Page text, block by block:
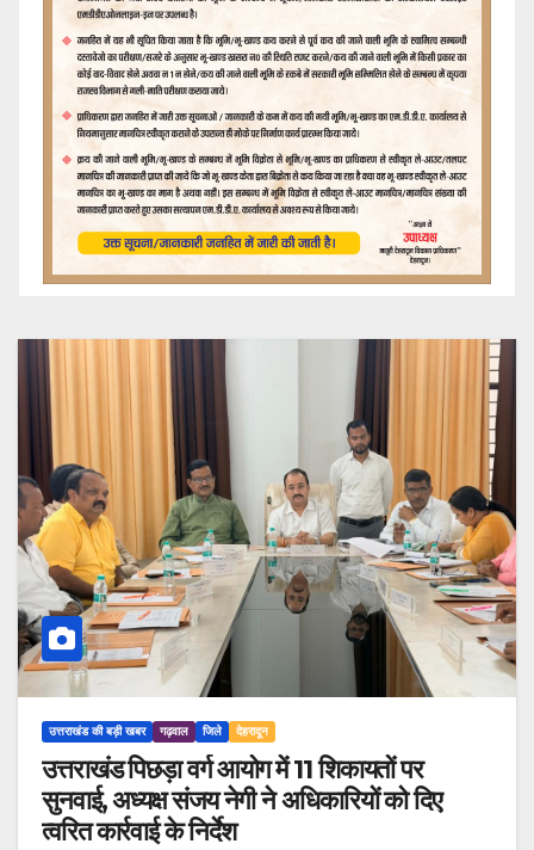
उत्तराखंड की बड़ी खबर गढ़वाल जिले देहरादून
उत्तराखंड पिछड़ा वर्ग आयोग में 11 शिकायतों पर
सुनवाई, अध्यक्ष संजय नेगी ने अधिकारियों को दिए
त्वरित कार्रवाई के निर्देश